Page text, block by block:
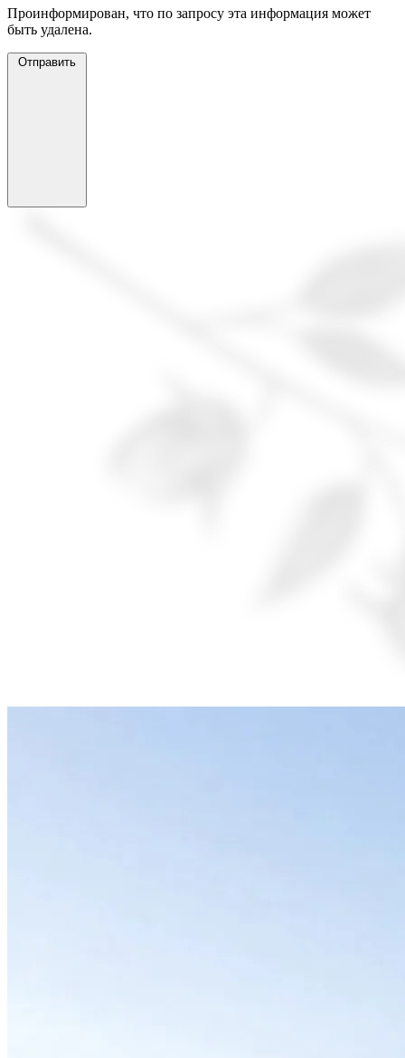
Проинформирован, что по запросу эта информация может
быть удалена.
Отправить